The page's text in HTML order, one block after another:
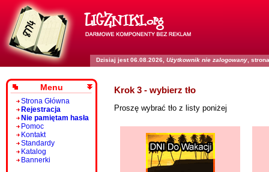
Dzisiaj jest 06.08.2026, Użytkownik nie zalogowany ,
Menu
Strona Główna
Rejestracja
Nie pamiętam hasła
Pomoc
Kontakt
Standardy
Katalog
Bannerki
Krok 3 - wybierz tło
Proszę wybrać tło z listy poniżej